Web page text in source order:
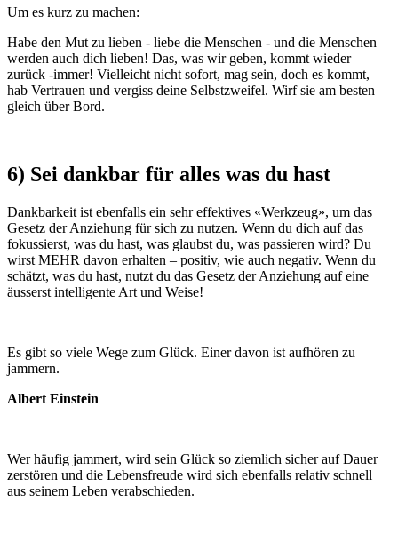
Um es kurz zu machen:
Habe den Mut zu lieben - liebe die Menschen - und die Menschen
werden auch dich lieben! Das, was wir geben, kommt wieder
zurück -immer! Vielleicht nicht sofort, mag sein, doch es kommt,
hab Vertrauen und vergiss deine Selbstzweifel. Wirf sie am besten
gleich über Bord.
6) Sei dankbar für alles was du hast
Dankbarkeit ist ebenfalls ein sehr effektives «Werkzeug», um das
Gesetz der Anziehung für sich zu nutzen. Wenn du dich auf das
fokussierst, was du hast, was glaubst du, was passieren wird? Du
wirst MEHR davon erhalten – positiv, wie auch negativ. Wenn du
schätzt, was du hast, nutzt du das Gesetz der Anziehung auf eine
äusserst intelligente Art und Weise!
Es gibt so viele Wege zum Glück. Einer davon ist aufhören zu
jammern.
Albert Einstein
Wer häufig jammert, wird sein Glück so ziemlich sicher auf Dauer
zerstören und die Lebensfreude wird sich ebenfalls relativ schnell
aus seinem Leben verabschieden.